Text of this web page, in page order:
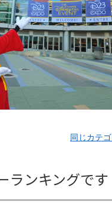
同じカテ
ランキングです